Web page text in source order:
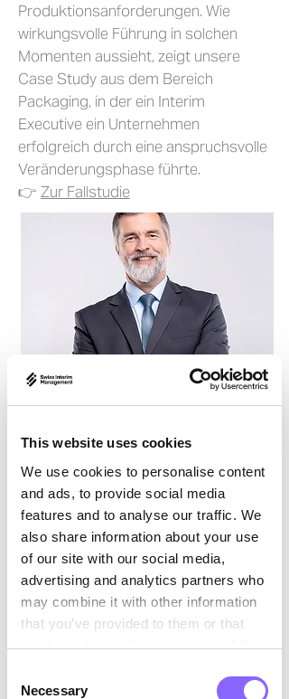
This website uses cookies
We use cookies to personalise content
and ads, to provide social media
features and to analyse our traffic. We
also share information about your use
of our site with our social media,
advertising and analytics partners who
may combine it with other information
that you’ve provided to them or that
they’ve collected from your use of their
Selection
Necessary
Produktionsanforderungen. Wie
wirkungsvolle Führung in solchen
Momenten aussieht, zeigt unsere
Case Study aus dem Bereich
Packaging, in der ein Interim
Executive ein Unternehmen
erfolgreich durch eine anspruchsvolle
Veränderungsphase führte.
👉 Zur Fallstudie
Reinhold Kuban
Operations
Technology, Energy, Transportation /
Logistics, Manufacturing, Professional
services
Reinhold verfügt über Erfahrung auf
Führungsebene mit internationaler
Managementexpertise. Seine Stärken
liegen in der strategischen Analyse
des Marktes und der
Geschäftsstrategien zu entwickeln